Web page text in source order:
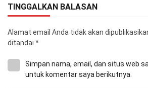
TINGGALKAN BALASAN
Alamat email Anda tidak akan
ditandai *
Simpan nama, email, dan situs web
untuk komentar saya berikutnya.